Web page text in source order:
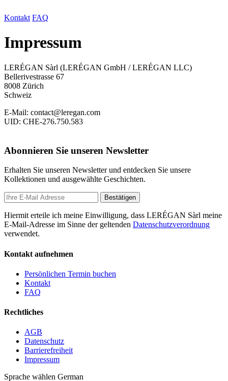
Kontakt FAQ
Impressum
LERÉGAN Sàrl (LERÉGAN GmbH / LERÉGAN LLC)
Bellerivestrasse 67
8008 Zürich
Schweiz
E-Mail: contact@leregan.com
UID: CHE-276.750.583
Abonnieren Sie unseren Newsletter
Erhalten Sie unseren Newsletter und entdecken Sie unsere
Kollektionen und ausgewählte Geschichten.
Bestätigen
Hiermit erteile ich meine Einwilligung, dass LERÉGAN Sàrl meine
E-Mail-Adresse im Sinne der geltenden Datenschutzverordnung
verwendet.
Kontakt aufnehmen
Persönlichen Termin buchen
Kontakt
FAQ
Rechtliches
AGB
Datenschutz
Barrierefreiheit
Impressum
Sprache wählen German